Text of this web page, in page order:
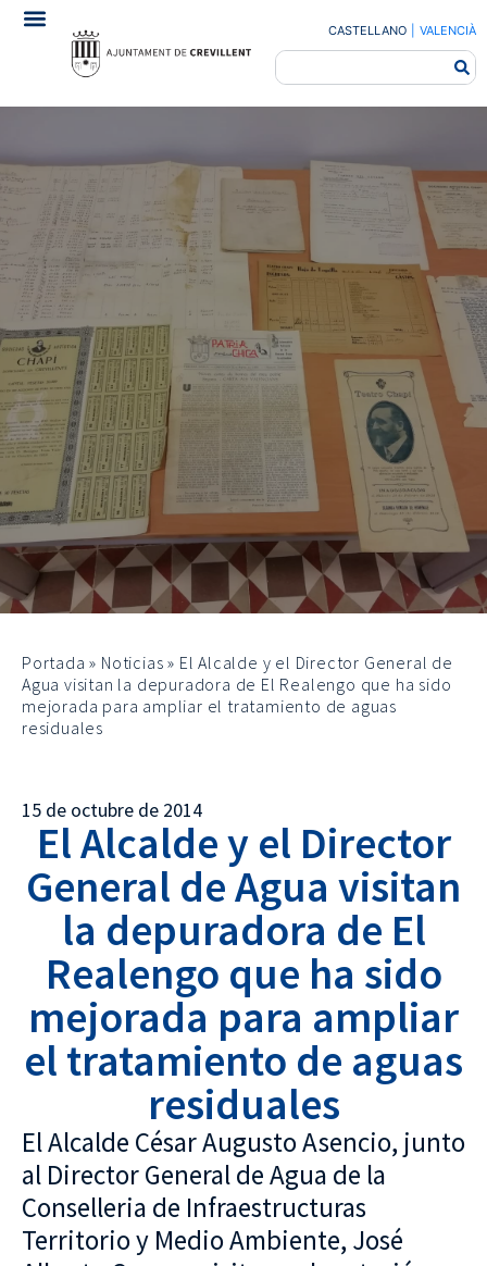
CASTELLANO VALENCIÀ
Portada » Noticias » El Alcalde y el Director General de
Agua visitan la depuradora de El Realengo que ha sido
mejorada para ampliar el tratamiento de aguas
residuales
15 de octubre de 2014
El Alcalde y el Director
General de Agua visitan
la depuradora de El
Realengo que ha sido
mejorada para ampliar
el tratamiento de aguas
residuales
El Alcalde César Augusto Asencio, junto
al Director General de Agua de la
Conselleria de Infraestructuras
Territorio y Medio Ambiente, José